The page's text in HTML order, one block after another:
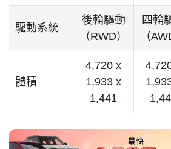
驅動系統
後輪驅動
（RWD）
四輪
（
體積
4,720 x
1,933 x
1,441